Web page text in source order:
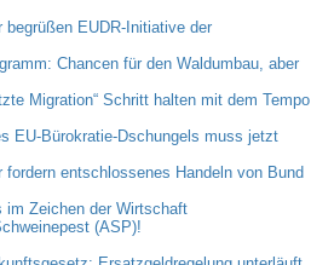
EUDR-Initiative der
Chancen für den Waldumbau, aber
Migration“ Schritt halten mit dem Tempo
EU-Bürokratie-Dschungels muss jetzt
entschlossenes Handeln von Bund
im Zeichen der Wirtschaft
(ASP)!